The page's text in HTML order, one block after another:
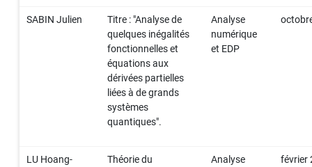
SABIN Julien
Titre : "Analyse de
quelques inégalités
fonctionnelles et
équations aux
dérivées partielles
liées à de grands
systèmes
quantiques".
Analyse
numérique
et EDP
LU Hoang-
Théorie du
Analyse
février